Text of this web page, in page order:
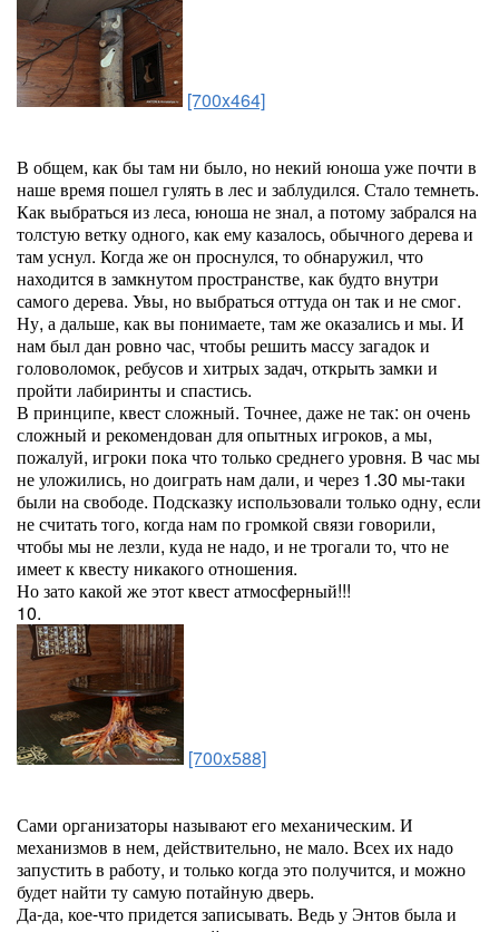
[700x464]
В общем, как бы там ни было, но некий юноша уже почти в
наше время пошел гулять в лес и заблудился. Стало темнеть.
Как выбраться из леса, юноша не знал, а потому забрался на
толстую ветку одного, как ему казалось, обычного дерева и
там уснул. Когда же он проснулся, то обнаружил, что
находится в замкнутом пространстве, как будто внутри
самого дерева. Увы, но выбраться оттуда он так и не смог.
Ну, а дальше, как вы понимаете, там же оказались и мы. И
нам был дан ровно час, чтобы решить массу загадок и
головоломок, ребусов и хитрых задач, открыть замки и
пройти лабиринты и спастись.
В принципе, квест сложный. Точнее, даже не так: он очень
сложный и рекомендован для опытных игроков, а мы,
пожалуй, игроки пока что только среднего уровня. В час мы
не уложились, но доиграть нам дали, и через 1.30 мы-таки
были на свободе. Подсказку использовали только одну, если
не считать того, когда нам по громкой связи говорили,
чтобы мы не лезли, куда не надо, и не трогали то, что не
имеет к квесту никакого отношения.
Но зато какой же этот квест атмосферный!!!
10.
[700x588]
Сами организаторы называют его механическим. И
механизмов в нем, действительно, не мало. Всех их надо
запустить в работу, и только когда это получится, и можно
будет найти ту самую потайную дверь.
Да-да, кое-что придется записывать. Ведь у Энтов была и